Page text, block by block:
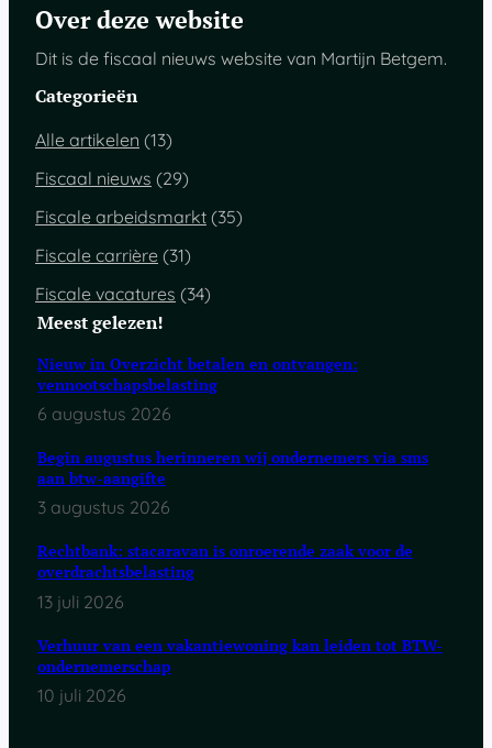
Over deze website
Dit is de fiscaal nieuws website van Martijn Betgem.
Categorieën
Alle artikelen (13)
Fiscaal nieuws (29)
Fiscale arbeidsmarkt (35)
Fiscale carrière (31)
Fiscale vacatures (34)
Meest gelezen!
Nieuw in Overzicht betalen en ontvangen:
vennootschapsbelasting
6 augustus 2026
Begin augustus herinneren wij ondernemers via sms
aan btw-aangifte
3 augustus 2026
Rechtbank: stacaravan is onroerende zaak voor de
overdrachtsbelasting
13 juli 2026
Verhuur van een vakantiewoning kan leiden tot BTW-
ondernemerschap
10 juli 2026